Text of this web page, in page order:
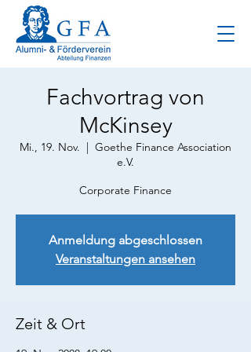
Fachvortrag von
McKinsey
Mi., 19. Nov.
  |
Goethe Finance Association
e.V.
Corporate Finance
Anmeldung abgeschlossen
Veranstaltungen ansehen
Zeit & Ort